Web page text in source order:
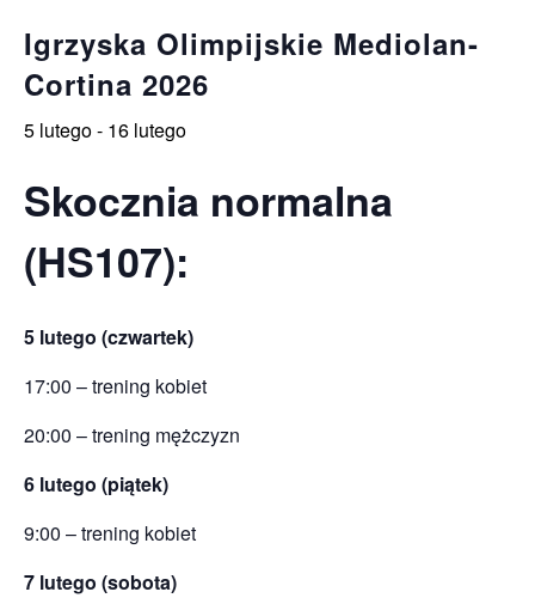
Igrzyska Olimpijskie Mediolan-
Cortina 2026
5 lutego- 16 lutego
Skocznia normalna
(HS107):
5 lutego (czwartek)
17:00 – trening kobiet
20:00 – trening mężczyzn
6 lutego (piątek)
9:00 – trening kobiet
7 lutego (sobota)